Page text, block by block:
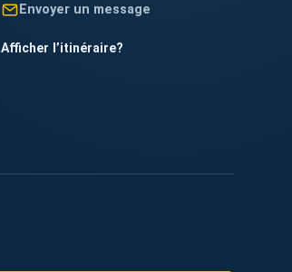
Envoyer un message
Afficher l’itinéraire?